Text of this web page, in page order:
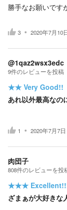
勝手なお願いです
3 2020年7月10
@1qaz2wsx3edc
9件のレビューを投稿
★★ Very Good!!
あれ以外最高なの
1 2020年7月7日
肉団子
808件のレビューを投
★★★
ざまぁが大好きな